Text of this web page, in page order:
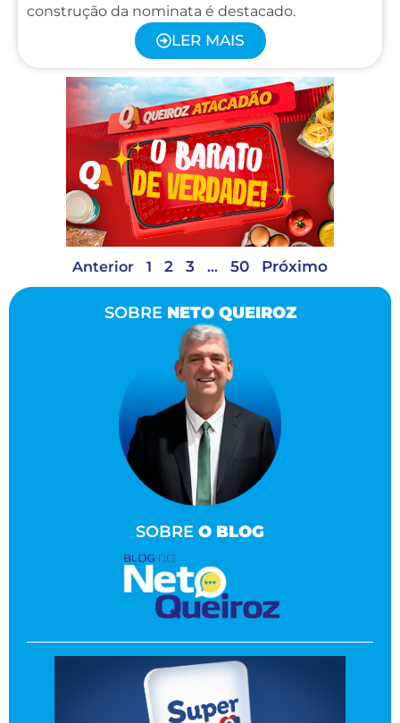
construção da nominata é destacado.
LER MAIS
Anterior 1 2 3 … 50 Próximo
SOBRE NETO QUEIROZ
SOBRE O BLOG